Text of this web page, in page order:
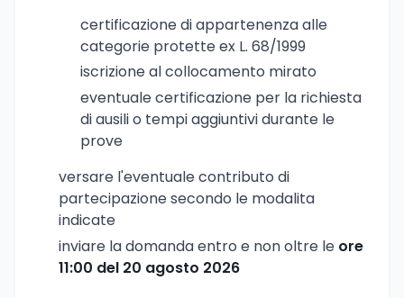
certificazione di appartenenza alle
categorie protette ex L. 68/1999
iscrizione al collocamento mirato
eventuale certificazione per la richiesta
di ausili o tempi aggiuntivi durante le
prove
versare l'eventuale contributo di
partecipazione secondo le modalita
indicate
inviare la domanda entro e non oltre le ore
11:00 del 20 agosto 2026